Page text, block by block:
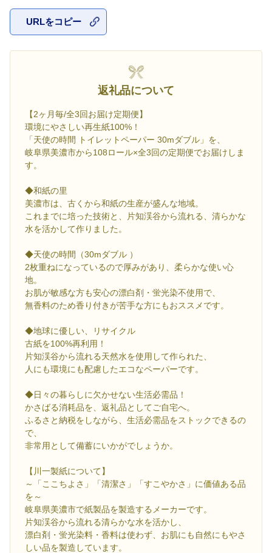
URLをコピー
返礼品について
【2ヶ月毎/全3回お届け定期便】
環境にやさしい再生紙100%！
「天使の時間 トイレットペーパー 30mダブル」を、
岐阜県美濃市から108ロール×全3回の定期便でお届けしま
す。
◆和紙の里
美濃市は、古くから和紙の生産が盛んな地域。
これまでに培った技術と、片知渓谷から流れる、清らかな
水を活かして作りました。
◆天使の時間（30mダブル ）
2枚重ねになっているので厚みがあり、柔らかな使い心
地。
お肌が敏感な方も安心の漂白剤・蛍光染不使用で、
無香料のため香り付きが苦手な方にもおススメです。
◆地球に優しい、リサイクル
古紙を100%再利用！
片知渓谷から流れる天然水を使用して作られた、
人にも環境にも配慮したエコなペーパーです。
◆日々の暮らしに欠かせない生活必需品！
かさばる消耗品を、返礼品としてご自宅へ。
ふるさと納税をしながら、生活必需品をストックできるの
で、
非常用として備蓄にいかがでしょうか。
【川一製紙について】
～「ここちよさ」「清潔さ」「すこやかさ」に価値ある品
を～
岐阜県美濃市で紙製品を製造するメーカーです。
片知渓谷から流れる清らかな水を活かし、
漂白剤・蛍光染料・香料は使わず、お肌にも自然にもやさ
しい品を製造しています。